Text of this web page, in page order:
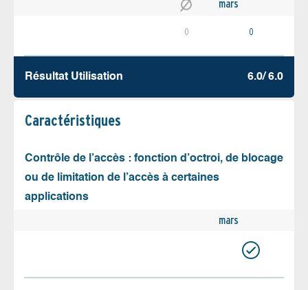
mars
0 0
Résultat Utilisation 6.0/ 6.0
Caractéristiques
Contrôle de l’accès : fonction d’octroi, de blocage
ou de limitation de l’accès à certaines
applications
mars